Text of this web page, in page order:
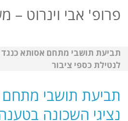
פרופ' אבי וינרוט –
תביעת תושבי מתחם אסותא כנגד
לנטילת כספי ציבור
תביעת תושבי
נציגי השכונה